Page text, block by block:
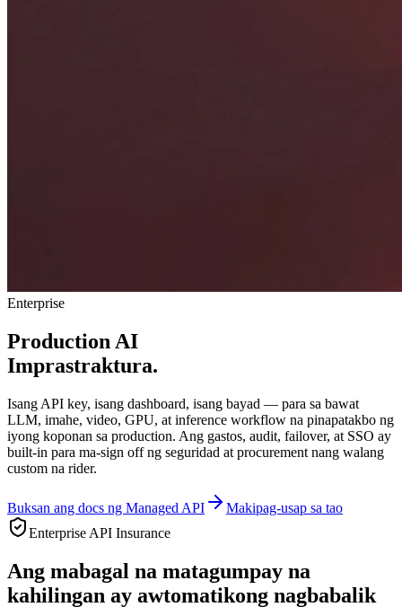
Enterprise
Production AI
Imprastraktura.
Isang API key, isang dashboard, isang bayad — para sa bawat
LLM, imahe, video, GPU, at inference workflow na pinapatakbo ng
iyong koponan sa production. Ang gastos, audit, failover, at SSO ay
built-in para ma-sign off ng seguridad at procurement nang walang
custom na rider.
Buksan ang docs ng Managed API
Makipag-usap sa tao
Enterprise API Insurance
Ang mabagal na matagumpay na
kahilingan ay awtomatikong nagbabalik